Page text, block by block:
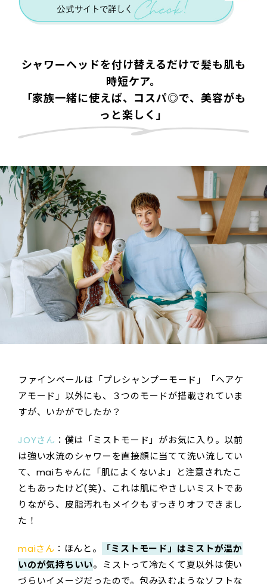
シャワーヘッドを付け替えるだけで髪も肌も
時短ケア。
「家族一緒に使えば、コスパ◎で、美容がも
っと楽しく」
――ファインベールは「プレシャンプーモード」「ヘアケ
アモード」以外にも、３つのモードが搭載されていま
すが、いかがでしたか？
JOYさん ：僕は「ミストモード」がお気に入り。以前
は強い水流のシャワーを直接顔に当てて洗い流してい
て、maiちゃんに「肌によくないよ」と注意されたこ
ともあったけど(笑)、これは肌にやさしいミストであ
りながら、皮脂汚れもメイクもすっきりオフできまし
た！
maiさん ：ほんと。
「ミストモード」はミストが温か
いのが気持ちいい。ミストって冷たくて夏以外は使い
づらいイメージだったので。包み込むようなソフトな